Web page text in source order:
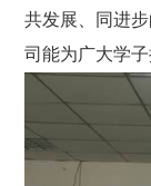
共发展、同进
司能为广大学